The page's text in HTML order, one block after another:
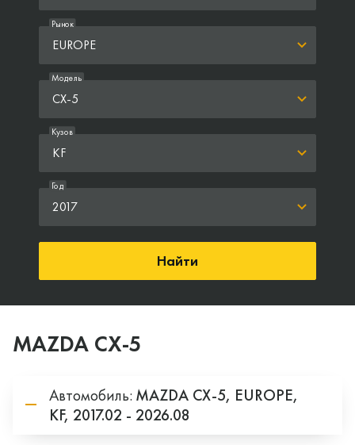
EUROPE
Рынок
CX-5
Модель
KF
Кузов
2017
Год
Найти
MAZDA CX-5
Автомобиль: MAZDA CX-5, EUROPE,
KF, 2017.02 - 2026.08